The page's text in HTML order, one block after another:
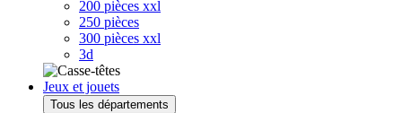
200 pièces xxl
250 pièces
300 pièces xxl
3d
Jeux et jouets
Tous les départements